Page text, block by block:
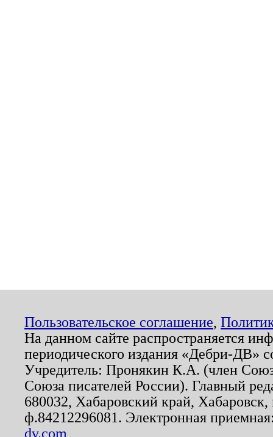
Пользовательское соглашение,
На данном сайте распространяется
периодического издания «Дебри-ДВ»
Учредитель: Пронякин К.А. (член
Союза писателей России). Главный
680032, Хабаровский край,
ф.84212296081. Электронная
dv.com